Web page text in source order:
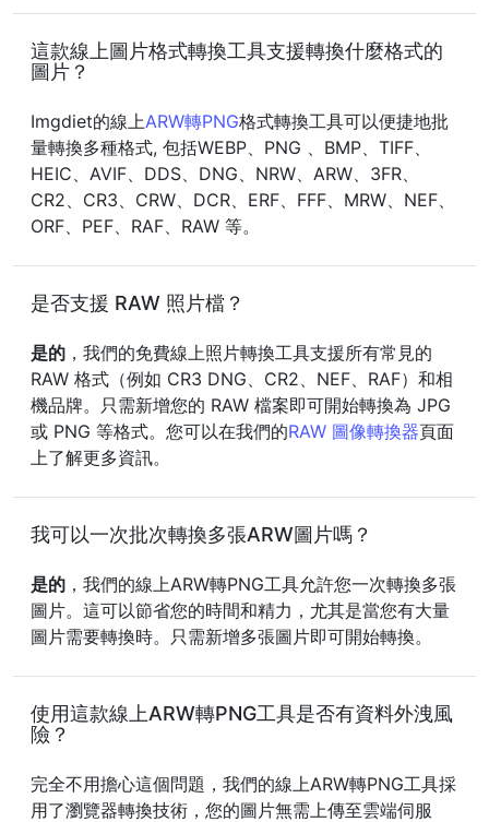
這款線上圖片格式轉換工具支援轉換什麼格式的
圖片？
Imgdiet的線上ARW轉PNG格式轉換工具可以便捷地批
量轉換多種格式, 包括WEBP、PNG 、BMP、TIFF、
HEIC、AVIF、DDS、DNG、NRW、ARW、3FR、
CR2、CR3、CRW、DCR、ERF、FFF、MRW、NEF、
ORF、PEF、RAF、RAW 等。
是否支援 RAW 照片檔？
是的 ，我們的免費線上照片轉換工具支援所有常見的
RAW 格式（例如 CR3 DNG、CR2、NEF、RAF）和相
機品牌。只需新增您的 RAW 檔案即可開始轉換為 JPG
或 PNG 等格式。您可以在我們的RAW 圖像轉換器頁面
上了解更多資訊。
我可以一次批次轉換多張ARW圖片嗎？
是的 ，我們的線上ARW轉PNG工具允許您一次轉換多張
圖片。這可以節省您的時間和精力，尤其是當您有大量
圖片需要轉換時。只需新增多張圖片即可開始轉換。
使用這款線上ARW轉PNG工具是否有資料外洩風
險？
完全不用擔心這個問題，我們的線上ARW轉PNG工具採
用了瀏覽器轉換技術，您的圖片無需上傳至雲端伺服